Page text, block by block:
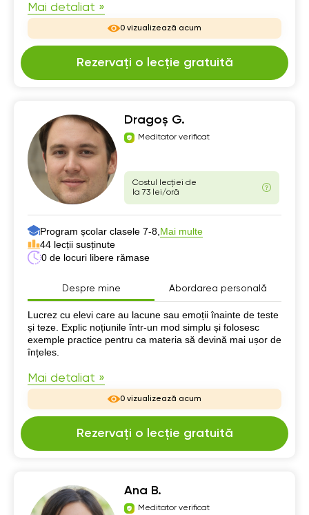
Mai detaliat »
0 vizualizează acum
Rezervați o lecție gratuită
Dragoș G.
Meditator verificat
Costul lecției de
la 73 lei/oră
Program școlar clasele 7-8, Mai multe
44 lecții susținute
0 de locuri libere rămase
Despre mine Abordarea personală
Despre mine
Lucrez cu elevi care au lacune sau emoții înainte de teste
și teze. Explic noțiunile într-un mod simplu și folosesc
exemple practice pentru ca materia să devină mai ușor de
înțeles.
Mai detaliat »
0 vizualizează acum
Rezervați o lecție gratuită
Ana B.
Meditator verificat